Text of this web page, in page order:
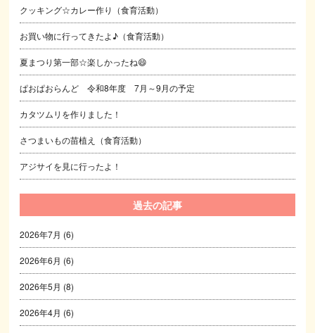
クッキング☆カレー作り（食育活動）
お買い物に行ってきたよ♪（食育活動）
夏まつり第一部☆楽しかったね😄
ぱおぱおらんど 令和8年度 7月～9月の予定
カタツムリを作りました！
さつまいもの苗植え（食育活動）
アジサイを見に行ったよ！
過去の記事
2026年7月 (6)
2026年6月 (6)
2026年5月 (8)
2026年4月 (6)